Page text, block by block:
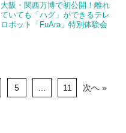
大阪・関西万博で初公開！離れ
ていても「ハグ」ができるテレ
ロボット「FuAra」特別体験会
5 11 次へ »